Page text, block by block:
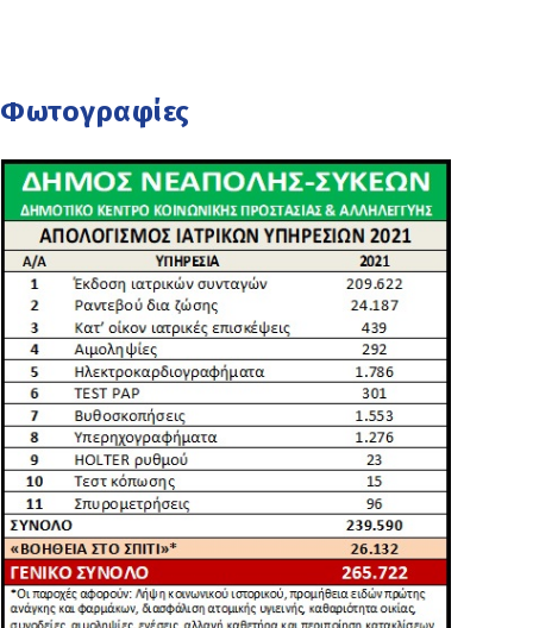
Φωτογραφίες